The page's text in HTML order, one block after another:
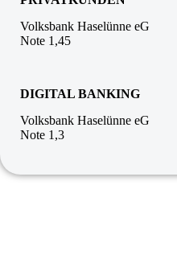
Volksbank Haselünne eG
Note 1,45
DIGITAL BANKING
Volksbank Haselünne eG
Note 1,3